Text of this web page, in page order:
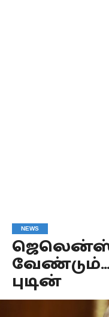
NEWS
வேண்டும்…
புடின்